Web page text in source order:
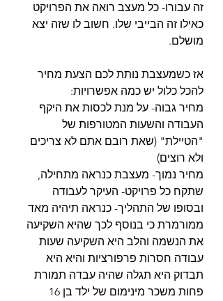
זה עבורו- כל מעצב רואה את הפרויקט
כאילו זה הבייבי שלו. חשוב לו שזה יצא
מושלם.
אז כשמעצבת נותת לכם הצעת מחיר
להכל כלול יש כמה אפשרויות:
מחיר גבוה- על מנת לכסות את היקף
העבודה והשעות המטורפות של
"הטיילת" (שאת רובם אתם לא צריכים
ולא רוצים)
מחיר נמוך- מעצבת כנראה מתחילה,
שתקח כל פרויקט- העיקר לעבודה
ובסופו של התהליך- כנראה תיהיה מאד
ממורמרת כי בנוסף לכך שהיא השקיעה
את הנשמה והלב היא השקיעה שעות
עבודה חסרות פרפורציות והיא היא
תבדוק היא תגלה שהיה עבדה תמורת